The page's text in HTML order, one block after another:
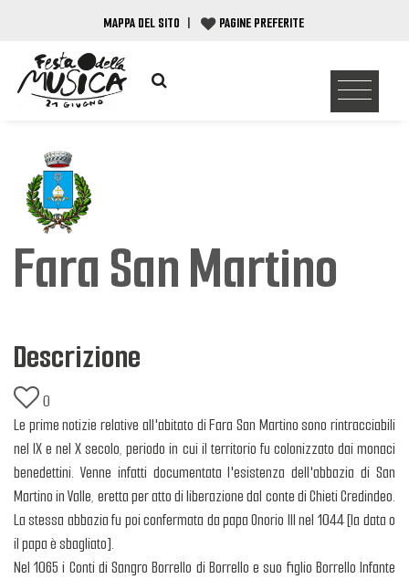
MAPPA DEL SITO | PAGINE PREFERITE
Fara San Martino
Descrizione
0
Le prime notizie relative all'abitato di Fara San Martino sono rintracciabili
nel IX e nel X secolo, periodo in cui il territorio fu colonizzato dai monaci
benedettini. Venne infatti documentata l'esistenza dell'abbazia di San
Martino in Valle, eretta per atto di liberazione dal conte di Chieti Credindeo.
La stessa abbazia fu poi confermata da papa Onorio III nel 1044 [la data o
il papa è sbagliato].
Nel 1065 i Conti di Sangro Borrello di Borrello e suo figlio Borrello Infante